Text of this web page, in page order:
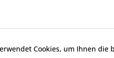
Cookies, um Ihnen